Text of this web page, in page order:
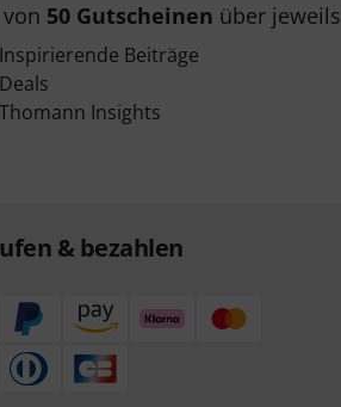
50 Gutscheinen über jeweils
Inspirierende Beiträge
Deals
Thomann Insights
& bezahlen